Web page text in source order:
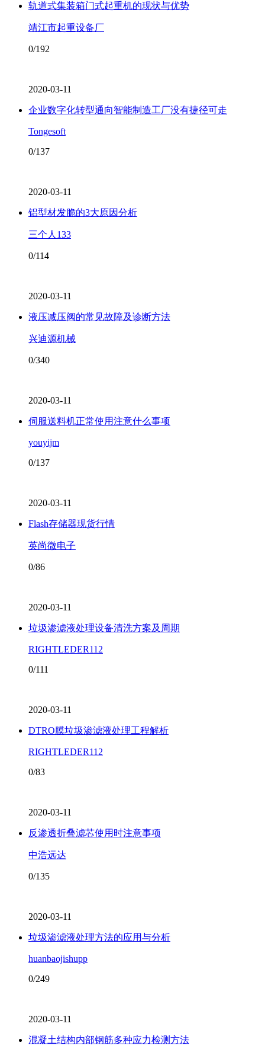
轨道式集装箱门式起重机的现状与优势
靖江市起重设备厂
0/192
2020-03-11
企业数字化转型通向智能制造工厂没有捷径可走
Tongesoft
0/137
2020-03-11
铝型材发脆的3大原因分析
三个人133
0/114
2020-03-11
液压减压阀的常见故障及诊断方法
兴迪源机械
0/340
2020-03-11
伺服送料机正常使用注意什么事项
youyijm
0/137
2020-03-11
Flash存储器现货行情
英尚微电子
0/86
2020-03-11
垃圾渗滤液处理设备清洗方案及周期
RIGHTLEDER112
0/111
2020-03-11
DTRO膜垃圾渗滤液处理工程解析
RIGHTLEDER112
0/83
2020-03-11
反渗透折叠滤芯使用时注意事项
中浩远达
0/135
2020-03-11
垃圾渗滤液处理方法的应用与分析
huanbaojishupp
0/249
2020-03-11
混凝土结构内部钢筋多种应力检测方法